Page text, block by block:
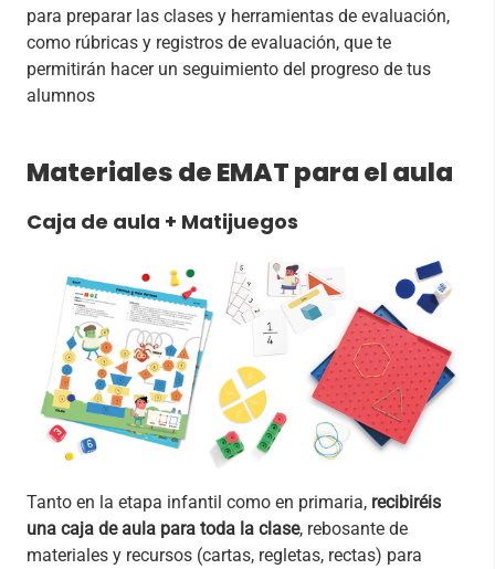
para preparar las clases y herramientas de evaluación,
como rúbricas y registros de evaluación, que te
permitirán hacer un seguimiento del progreso de tus
alumnos
Materiales de EMAT para el aula
Caja de aula + Matijuegos
Tanto en la etapa infantil como en primaria, recibiréis
una caja de aula para toda la clase, rebosante de
materiales y recursos (cartas, regletas, rectas) para